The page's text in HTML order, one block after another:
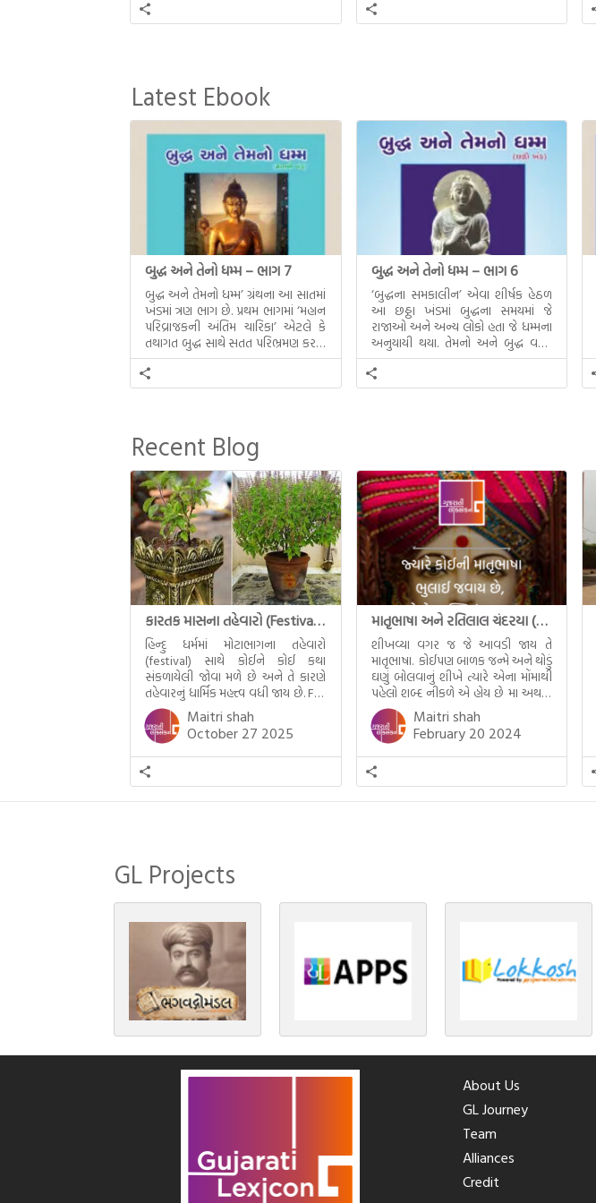
Latest Ebook
બુદ્ધ અને તેનો ધમ્મ – ભાગ 7
બુદ્ધ અને તેમનો ધમ્મ’ ગ્રંથના આ સાતમાં
ખંડમાં ત્રણ ભાગ છે. પ્રથમ ભાગમાં ‘મહાન
પરિવ્રાજકની અંતિમ ચારિકા’ એટલે કે
તથાગત બુદ્ધ સાથે સતત પરિભ્રમણ કરતા
સહચારીઓ સાથે ફરી એકવારની
મુલાકાત, બીજા ભાગમાં તથાગતે
વૈશાલીથી વિદાય લીધી તે અને ત્રીજા
દૃશ્યો અંકિત થયાં છે. ટૂંકમાં બુદ્ધનાં
જીવનના અંતિમ દિવસોની યાત્રાનો
પરિપાક જોવા મળે […]
બુદ્ધ અને તેનો ધમ્મ – ભાગ 6
‘બુદ્ધના સમકાલીન’ એવા શીર્ષક હેઠળ
આ છઠ્ઠા ખંડમાં બુદ્ધના સમયમાં જે
રાજાઓ અને અન્ય લોકો હતા જે ધમ્મના
અનુયાયી થયા. તેમનો અને બુદ્ધ વચ્ચે
થયેલો સત્સંગ વીશે જાણકારી મળે છે.
Recent Blog
કારતક માસના તહેવારો (Festival of Kartik)
હિન્દુ ધર્મમાં મોટાભાગના તહેવારો
(festival) સાથે કોઈને કોઈ કથા
સંકળાયેલી જોવા મળે છે અને તે કારણે
તહેવારનું ધાર્મિક મહત્ત્વ વધી જાય છે. For
example, હાલમાં જ પ્રકાશનો તહેવાર
દિવાળી(diwali)ની ઉજવણી થઈ. પરંતુ
અષાઢ મહિનામાં આવતી દેવપોઢી
અગિયારસથી લઈને કારતિક સુદ
અગિયારસના રોજ આવતી દેવ ઊઠી
અગિયારસ વચ્ચે મોટેભાગે યજ્ઞોપવીત
સંસ્કાર, લગ્ન, દીક્ષાગ્રહણ, યજ્ઞ, ગૃહપ્રવેશ
Maitri shah
October 27 2025
માતૃભાષા અને રતિલાલ ચંદરયા (Ratilal Chandaria)
શીખવ્યા વગર જ જે આવડી જાય તે
માતૃભાષા. કોઈપણ બાળક જન્મે અને થોડું
ઘણું બોલવાનું શીખે ત્યારે એના મોંમાથી
પહેલો શબ્દ નીકળે એ હોય છે મા અથવા
મમ એટલે કે ખાવાનું. વળી આપણે
બાળકને સૂવડાવવા માટે જે ગીત કે
હાલરડાં ગાઈએ છીએ તે પણ આપણે
ગુજરાતીમાં જ ગાઈએ છીએ અંગ્રેજી ગીતો
નથી ગાતા. આમ બાળકને […]
Maitri shah
February 20 2024
GL Projects
About Us
GL Journey
Team
Alliances
Credit